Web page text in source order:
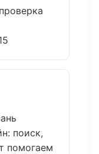
поиск,
помогаем